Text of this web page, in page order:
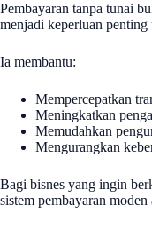
Pembayaran tanpa tunai
menjadi keperluan
Ia membantu:
Mempercepatkan
Meningkatkan
Memudahkan
Mengurangkan
Bagi bisnes yang ingin
sistem pembayaran